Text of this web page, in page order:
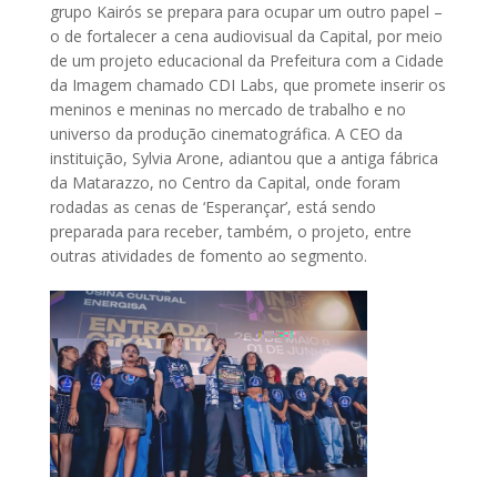
grupo Kairós se prepara para ocupar um outro papel –
o de fortalecer a cena audiovisual da Capital, por meio
de um projeto educacional da Prefeitura com a Cidade
da Imagem chamado CDI Labs, que promete inserir os
meninos e meninas no mercado de trabalho e no
universo da produção cinematográfica. A CEO da
instituição, Sylvia Arone, adiantou que a antiga fábrica
da Matarazzo, no Centro da Capital, onde foram
rodadas as cenas de ‘Esperançar’, está sendo
preparada para receber, também, o projeto, entre
outras atividades de fomento ao segmento.